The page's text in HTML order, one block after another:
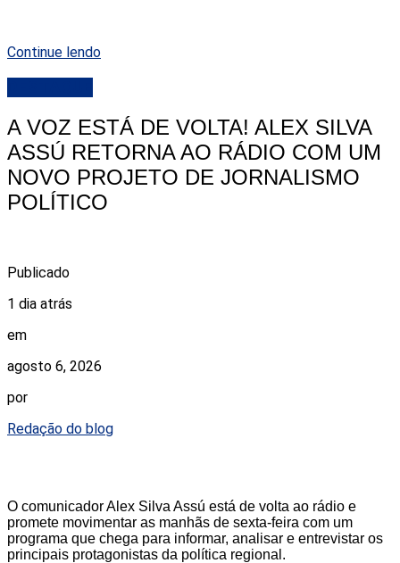
Continue lendo
A VOZ ESTÁ DE VOLTA! ALEX SILVA
ASSÚ RETORNA AO RÁDIO COM UM
NOVO PROJETO DE JORNALISMO
POLÍTICO
Publicado
1 dia atrás
em
agosto 6, 2026
por
Redação do blog
O comunicador Alex Silva Assú está de volta ao rádio e
promete movimentar as manhãs de sexta-feira com um
programa que chega para informar, analisar e entrevistar os
principais protagonistas da política regional.